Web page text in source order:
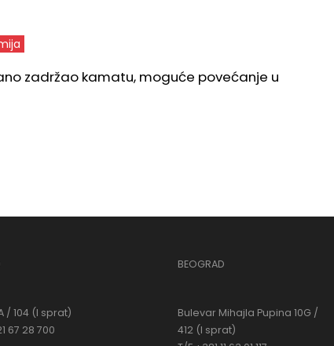
zadržao kamatu, moguće povećanje u
/ 104 (I sprat)
67 28 700
BEOGRAD
Bulevar Mihajla Pupina 10G /
412 (I sprat)